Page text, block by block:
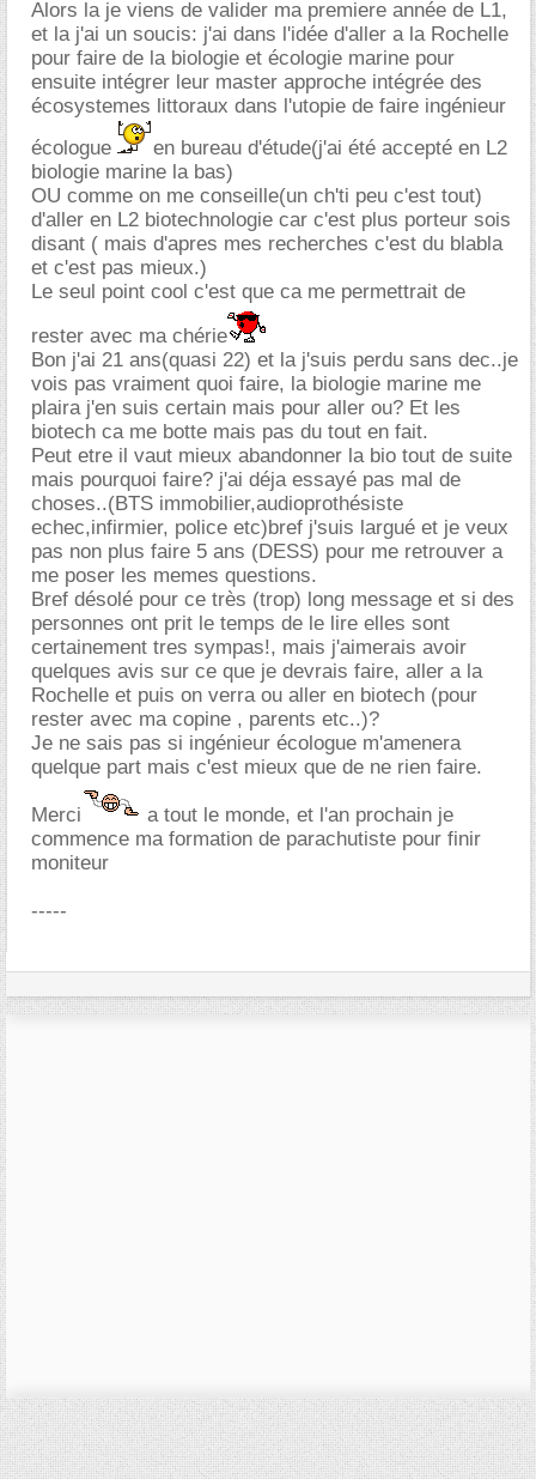
Alors la je viens de valider ma premiere année de L1,
et la j'ai un soucis: j'ai dans l'idée d'aller a la Rochelle
pour faire de la biologie et écologie marine pour
ensuite intégrer leur master approche intégrée des
écosystemes littoraux dans l'utopie de faire ingénieur
écologue
en bureau d'étude(j'ai été accepté en L2
biologie marine la bas)
OU comme on me conseille(un ch'ti peu c'est tout)
d'aller en L2 biotechnologie car c'est plus porteur sois
disant ( mais d'apres mes recherches c'est du blabla
et c'est pas mieux.)
Le seul point cool c'est que ca me permettrait de
rester avec ma chérie
Bon j'ai 21 ans(quasi 22) et la j'suis perdu sans dec..je
vois pas vraiment quoi faire, la biologie marine me
plaira j'en suis certain mais pour aller ou? Et les
biotech ca me botte mais pas du tout en fait.
Peut etre il vaut mieux abandonner la bio tout de suite
mais pourquoi faire? j'ai déja essayé pas mal de
choses..(BTS immobilier,audioprothésiste
echec,infirmier, police etc)bref j'suis largué et je veux
pas non plus faire 5 ans (DESS) pour me retrouver a
me poser les memes questions.
Bref désolé pour ce très (trop) long message et si des
personnes ont prit le temps de le lire elles sont
certainement tres sympas!, mais j'aimerais avoir
quelques avis sur ce que je devrais faire, aller a la
Rochelle et puis on verra ou aller en biotech (pour
rester avec ma copine , parents etc..)?
Je ne sais pas si ingénieur écologue m'amenera
quelque part mais c'est mieux que de ne rien faire.
Merci
a tout le monde, et l'an prochain je
commence ma formation de parachutiste pour finir
moniteur
-----